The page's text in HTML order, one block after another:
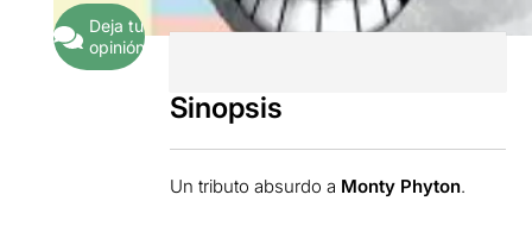
Deja tu
opinión
Sinopsis
Un tributo absurdo a Monty Phyton.